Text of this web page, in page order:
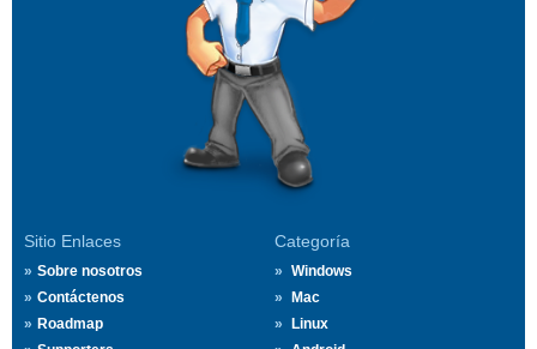
Sitio Enlaces
Sobre nosotros
Contáctenos
Roadmap
Categoría
Windows
Mac
Linux